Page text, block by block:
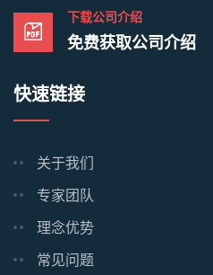
下载公司介绍
免费获取公司介绍
快速链接
关于我们
专家团队
理念优势
常见问题